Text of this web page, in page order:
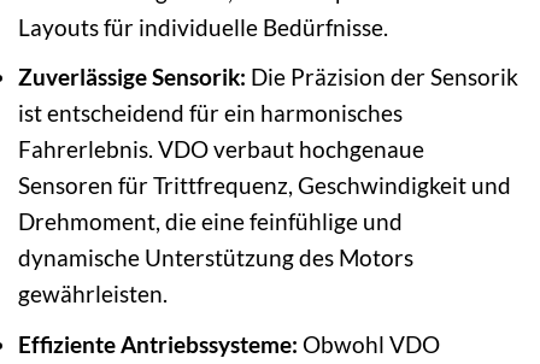
Layouts für individuelle Bedürfnisse.
Zuverlässige Sensorik: Die Präzision der Sensorik
ist entscheidend für ein harmonisches
Fahrerlebnis. VDO verbaut hochgenaue
Sensoren für Trittfrequenz, Geschwindigkeit und
Drehmoment, die eine feinfühlige und
dynamische Unterstützung des Motors
gewährleisten.
Effiziente Antriebssysteme: Obwohl VDO